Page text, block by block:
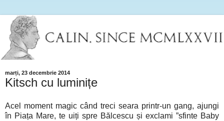
marți, 23 decembrie 2014
Kitsch cu luminițe
Acel moment magic când treci seara printr-un gang, ajungi
în Piața Mare, te uiți spre Bălcescu și exclami ”sfinte Baby